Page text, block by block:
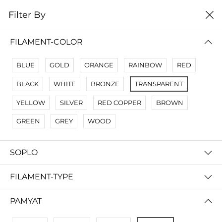
0
No Results
Not Found Filters1
Not Found Filters2
Filter By
FILAMENT-COLOR
BLUE GOLD ORANGE RAINBOW RED
BLACK WHITE BRONZE TRANSPARENT
YELLOW SILVER RED COPPER BROWN
GREEN GREY WOOD
SOPLO
FILAMENT-TYPE
PAMYAT